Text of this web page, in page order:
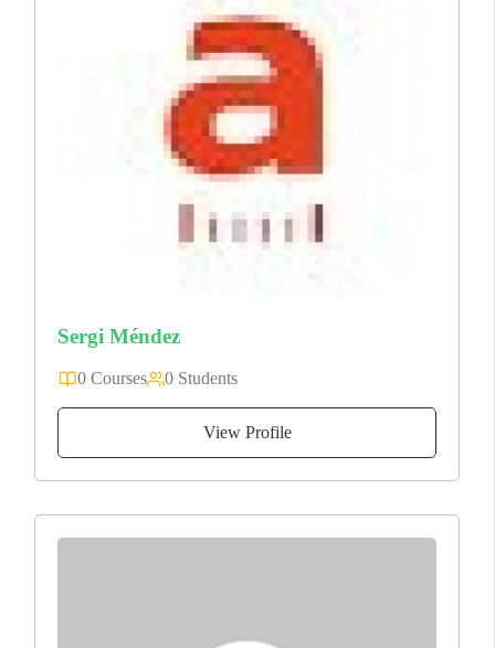
Sergi Méndez
0 Courses 0 Students
View Profile